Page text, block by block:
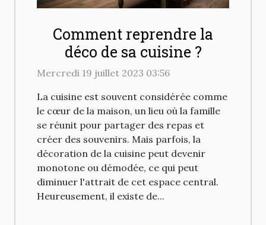
Comment reprendre la
déco de sa cuisine ?
Mercredi 19 juillet 2023 03:56
La cuisine est souvent considérée comme
le cœur de la maison, un lieu où la famille
se réunit pour partager des repas et
créer des souvenirs. Mais parfois, la
décoration de la cuisine peut devenir
monotone ou démodée, ce qui peut
diminuer l'attrait de cet espace central.
Heureusement, il existe de...